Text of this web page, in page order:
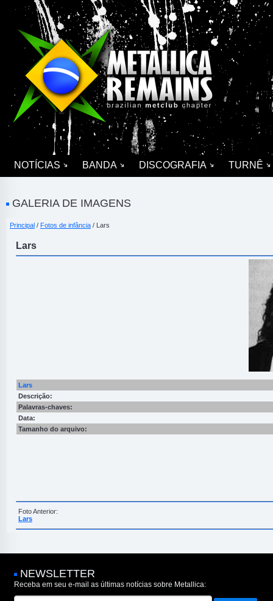
NOTÍCIAS BANDA DISCOGRAFIA TURNÊ
GALERIA DE IMAGENS
Principal / Fotos de infância / Lars
Lars
Lars
Descrição:
Palavras-chaves:
Data:
Tamanho do arquivo:
Foto Anterior:
Lars
NEWSLETTER
Receba em seu e-mail as últimas notícias sobre Metallica: